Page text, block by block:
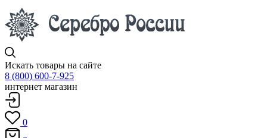
Искать товары на сайте
8 (800) 600-7-925
интернет магазин
0